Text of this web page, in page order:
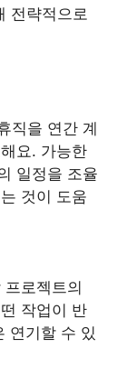
전략적으로
직을 연간 계
요. 가능한
일정을 조율
것이 도움
로젝트의
작업이 반
연기할 수 있